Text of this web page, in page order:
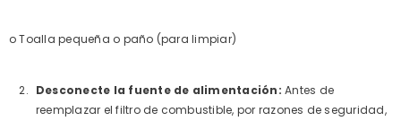
o Toalla pequeña o paño (para limpiar)
Desconecte la fuente de alimentación: Antes de
reemplazar el filtro de combustible, por razones de seguridad,